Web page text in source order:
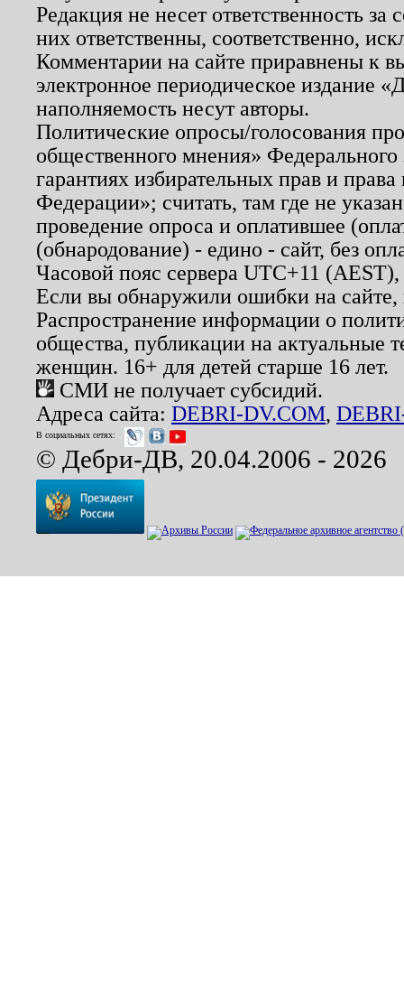
Редакция не несет ответственность
них ответственны, соответственно,
Комментарии на сайте приравнены к
электронное периодическое издание
наполняемость несут авторы.
Политические опросы/голосования
общественного мнения»
гарантиях избирательных прав и
Федерации»; считать, там где не
проведение опроса и оплатившее
(обнародование) - едино - сайт, без
Часовой пояс сервера UTC+11
Если вы обнаружили ошибки на
Распространение информации о
общества, публикации на актуальные
женщин. 16+ для детей старше 16 лет.
СМИ не получает субсидий.
Адреса сайта: DEBRI-DV.COM,
В социальных сетях:
© Дебри-ДВ, 20.04.2006 - 2026